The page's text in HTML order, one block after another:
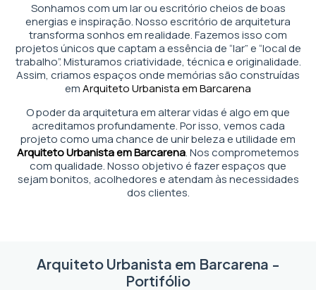
Sonhamos com um lar ou escritório cheios de boas
energias e inspiração. Nosso escritório de arquitetura
transforma sonhos em realidade. Fazemos isso com
projetos únicos que captam a essência de “lar” e “local de
trabalho”. Misturamos criatividade, técnica e originalidade.
Assim, criamos espaços onde memórias são construídas
emArquiteto Urbanista em Barcarena
O poder da arquitetura em alterar vidas é algo em que
acreditamos profundamente. Por isso, vemos cada
projeto como uma chance de unir beleza e utilidade em
Arquiteto Urbanista em Barcarena. Nos comprometemos
com qualidade. Nosso objetivo é fazer espaços que
sejam bonitos, acolhedores e atendam às necessidades
dos clientes.
Arquiteto Urbanista em Barcarena -
Portifólio